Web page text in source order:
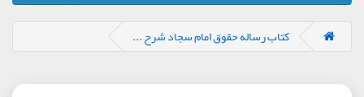
کتاب رساله حقوق امام سجاد شرح ...